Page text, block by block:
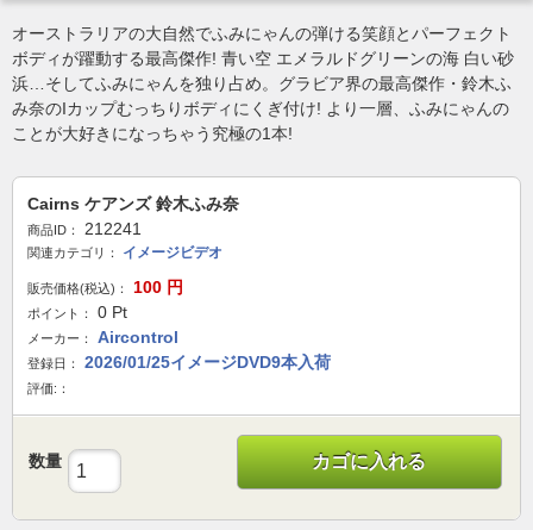
オーストラリアの大自然でふみにゃんの弾ける笑顔とパーフェクト
ボディが躍動する最高傑作! 青い空 エメラルドグリーンの海 白い砂
浜…そしてふみにゃんを独り占め。グラビア界の最高傑作・鈴木ふ
み奈のIカップむっちりボディにくぎ付け! より一層、ふみにゃんの
ことが大好きになっちゃう究極の1本!
Cairns ケアンズ 鈴木ふみ奈
商品ID： 212241
関連カテゴリ： イメージビデオ
販売価格(税込)： 100 円
ポイント： 0 Pt
メーカー： Aircontrol
登録日： 2026/01/25イメージDVD9本入荷
評価:：
数量 カゴに入れる